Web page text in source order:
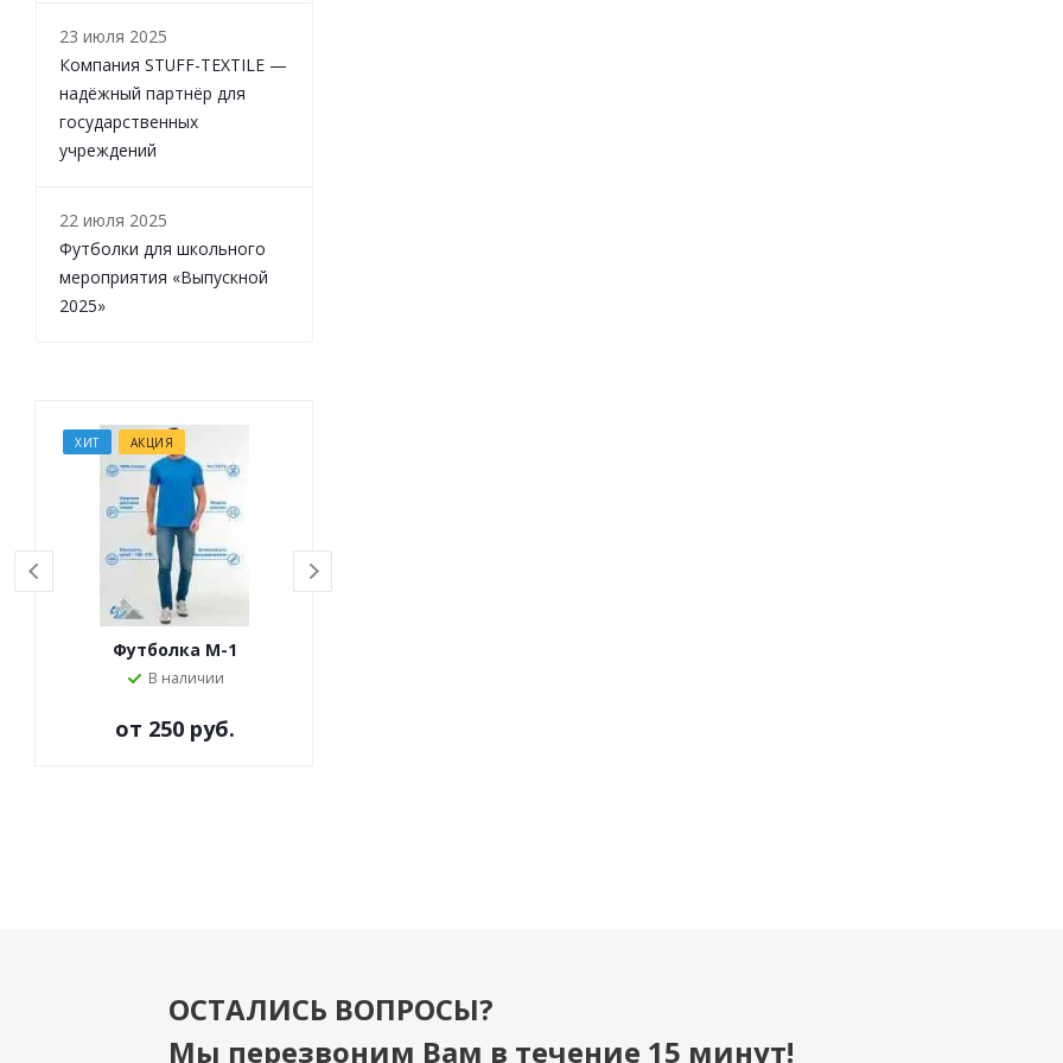
23 июля 2025
Компания STUFF-TEXTILE —
надёжный партнёр для
государственных
учреждений
22 июля 2025
Футболки для школьного
мероприятия «Выпускной
2025»
ХИТ АКЦИЯ
Футболка M-1
В наличии
от 250 руб.
ОСТАЛИСЬ ВОПРОСЫ?
Мы перезвоним Вам в течение 15 минут!